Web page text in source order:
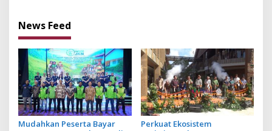
News Feed
Mudahkan Peserta Bayar
Perkuat Ekosistem